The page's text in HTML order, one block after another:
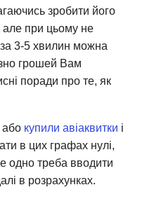
зробити його
при цьому не
3-5 хвилин можна
грошей Вам
поради про те, як
купили авіаквитки і
в цих графах нулі,
одно треба вводити
в розрахунках.